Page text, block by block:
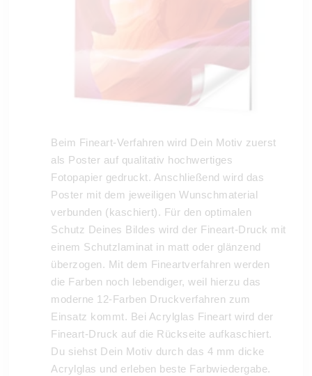
Beim Fineart-Verfahren wird Dein Motiv zuerst
als Poster auf qualitativ hochwertiges
Fotopapier gedruckt. Anschließend wird das
Poster mit dem jeweiligen Wunschmaterial
verbunden (kaschiert). Für den optimalen
Schutz Deines Bildes wird der Fineart-Druck mit
einem Schutzlaminat in matt oder glänzend
überzogen. Mit dem Fineartverfahren werden
die Farben noch lebendiger, weil hierzu das
moderne 12-Farben Druckverfahren zum
Einsatz kommt. Bei Acrylglas Fineart wird der
Fineart-Druck auf die Rückseite aufkaschiert.
Du siehst Dein Motiv durch das 4 mm dicke
Acrylglas und erleben beste Farbwiedergabe.